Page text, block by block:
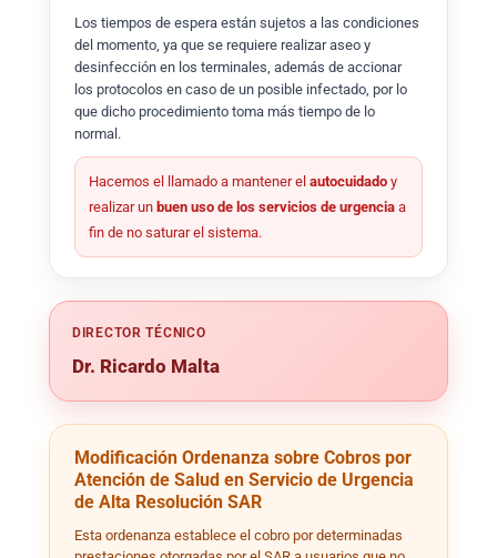
Los tiempos de espera están sujetos a las condiciones
del momento, ya que se requiere realizar aseo y
desinfección en los terminales, además de accionar
los protocolos en caso de un posible infectado, por lo
que dicho procedimiento toma más tiempo de lo
normal.
Hacemos el llamado a mantener el autocuidadoy
realizar un buen uso de los servicios de urgenciaa
fin de no saturar el sistema.
DIRECTOR TÉCNICO
Dr. Ricardo Malta
Modificación Ordenanza sobre Cobros por
Atención de Salud en Servicio de Urgencia
de Alta Resolución SAR
Esta ordenanza establece el cobro por determinadas